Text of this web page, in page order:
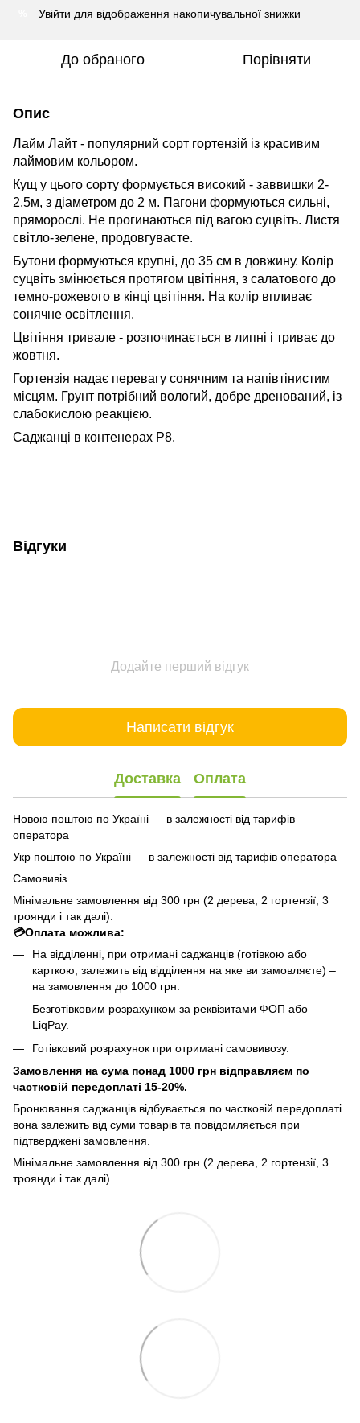
Увійти для відображення накопичувальної знижки
До обраного Порівняти
Опис
Лайм Лайт - популярний сорт гортензій із красивим
лаймовим кольором.
Кущ у цього сорту формується високий - заввишки 2-
2,5м, з діаметром до 2 м. Пагони формуються сильні,
пряморослі. Не прогинаються під вагою суцвіть. Листя
світло-зелене, продовгувасте.
Бутони формуються крупні, до 35 см в довжину. Колір
суцвіть змінюється протягом цвітіння, з салатового до
темно-рожевого в кінці цвітіння. На колір впливає
сонячне освітлення.
Цвітіння тривале - розпочинається в липні і триває до
жовтня.
Гортензія надає перевагу сонячним та напівтінистим
місцям. Грунт потрібний вологий, добре дренований, із
слабокислою реакцією.
Саджанці в контенерах Р8.
Відгуки
Додайте перший відгук
Написати відгук
Доставка Оплата
Новою поштою по Україні — в залежності від тарифів
оператора
Укр поштою по Україні — в залежності від тарифів оператора
Самовивіз
Мінімальне замовлення від 300 грн (2 дерева, 2 гортензії, 3
троянди і так далі).
💳Оплата можлива:
На відділенні, при отримані саджанців (готівкою або
карткою, залежить від відділення на яке ви замовляєте) –
на замовлення до 1000 грн.
Безготівковим розрахунком за реквізитами ФОП або
LiqPay.
Готівковий розрахунок при отримані самовивозу.
Замовлення на сума понад 1000 грн відправляєм по
частковій передоплаті 15-20%.
Бронювання саджанців відбувається по частковій передоплаті
вона залежить від суми товарів та повідомляється при
підтверджені замовлення.
Мінімальне замовлення від 300 грн (2 дерева, 2 гортензії, 3
троянди і так далі).